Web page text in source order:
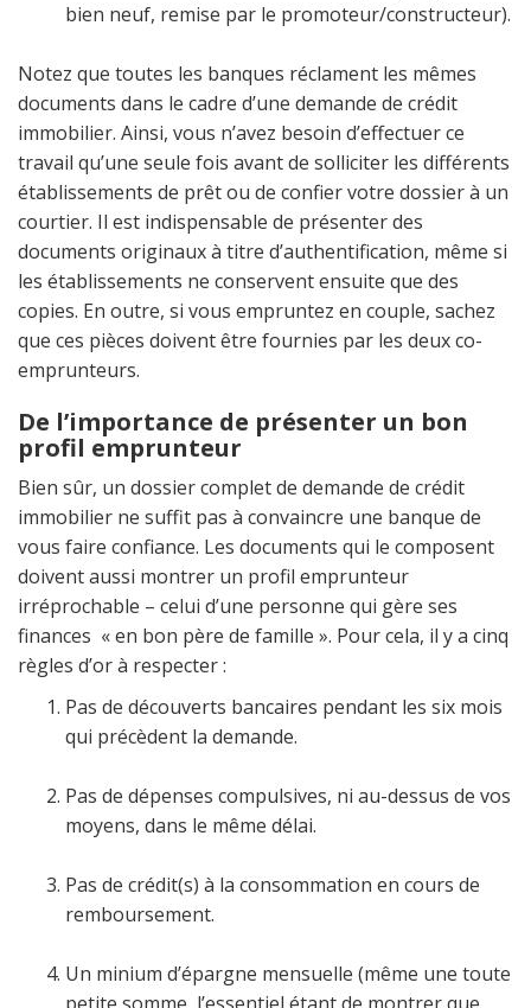
bien neuf, remise par le promoteur/constructeur).
Notez que toutes les banques réclament les mêmes
documents dans le cadre d’une demande de crédit
immobilier. Ainsi, vous n’avez besoin d’effectuer ce
travail qu’une seule fois avant de solliciter les différents
établissements de prêt ou de confier votre dossier à un
courtier. Il est indispensable de présenter des
documents originaux à titre d’authentification, même si
les établissements ne conservent ensuite que des
copies. En outre, si vous empruntez en couple, sachez
que ces pièces doivent être fournies par les deux co-
emprunteurs.
De l’importance de présenter un bon
profil emprunteur
Bien sûr, un dossier complet de demande de crédit
immobilier ne suffit pas à convaincre une banque de
vous faire confiance. Les documents qui le composent
doivent aussi montrer un profil emprunteur
irréprochable – celui d’une personne qui gère ses
finances « en bon père de famille ». Pour cela, il y a cinq
règles d’or à respecter :
Pas de découverts bancaires pendant les six mois
qui précèdent la demande.
Pas de dépenses compulsives, ni au-dessus de vos
moyens, dans le même délai.
Pas de crédit(s) à la consommation en cours de
remboursement.
Un minium d’épargne mensuelle (même une toute